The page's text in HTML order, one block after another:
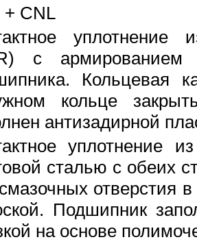
+ CNL
уплотнение
с
Кольцевая
кольце
антизадирной
уплотнение
сталью с обеих
отверстия
Подшипник
на основе